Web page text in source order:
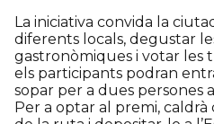
La iniciativa convida la
diferents locals, degustar
gastronòmiques i votar les
els participants podran
sopar per a dues persones
Per a optar al premi,